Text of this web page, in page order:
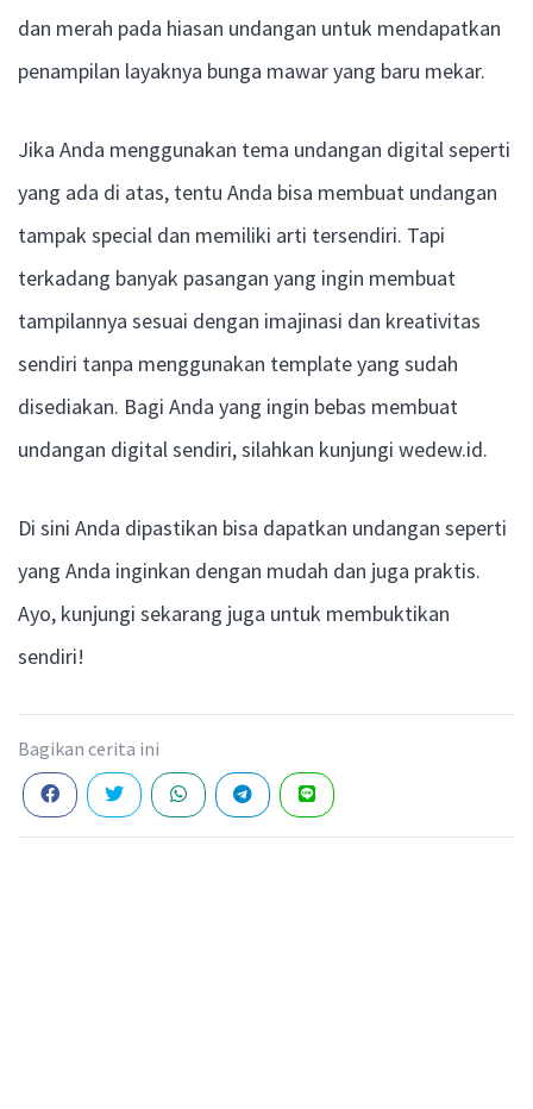
dan merah pada hiasan undangan untuk mendapatkan
penampilan layaknya bunga mawar yang baru mekar.
Jika Anda menggunakan tema undangan digital seperti
yang ada di atas, tentu Anda bisa membuat undangan
tampak special dan memiliki arti tersendiri. Tapi
terkadang banyak pasangan yang ingin membuat
tampilannya sesuai dengan imajinasi dan kreativitas
sendiri tanpa menggunakan template yang sudah
disediakan. Bagi Anda yang ingin bebas membuat
undangan digital sendiri, silahkan kunjungi wedew.id.
Di sini Anda dipastikan bisa dapatkan undangan seperti
yang Anda inginkan dengan mudah dan juga praktis.
Ayo, kunjungi sekarang juga untuk membuktikan
sendiri!
Bagikan cerita ini